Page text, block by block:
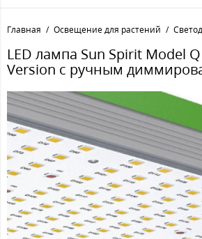
Главная Освещение для растений
LED лампа Sun Spirit Model
Version с ручным